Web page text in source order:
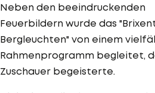
Neben den beeindruckenden
Feuerbildern wurde das
Bergleuchten" von einem
Rahmenprogramm begleitet,
Zuschauer begeisterte.